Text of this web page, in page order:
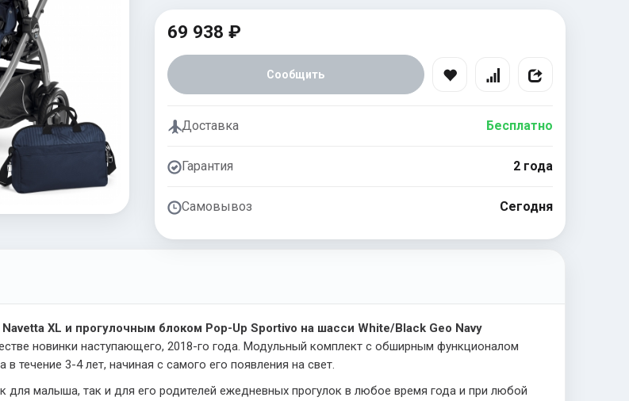
69 938 ₽
Сообщить
Доставка Бесплатно
Гарантия 2 года
Самовывоз Сегодня
XL и прогулочным блоком Pop-Up Sportivo на шасси White/Black Geo Navy
новинки наступающего, 2018-го года. Модульный комплект с обширным функционалом
течение 3-4 лет, начиная с самого его появления на свет.
малыша, так и для его родителей ежедневных прогулок в любое время года и при любой